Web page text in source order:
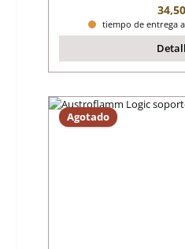
tiempo de entrega
Agotado